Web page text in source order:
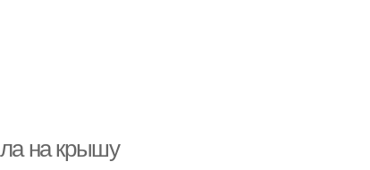
на крышу